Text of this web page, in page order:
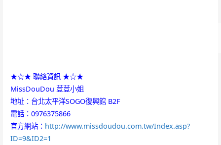
★☆★ 聯絡資訊 ★☆★
MissDouDou 荳荳小姐
地址：台北太平洋SOGO復興館 B2F
電話：0976375866
官方網站： http://www.missdoudou.com.tw/Index.asp?
ID=9&ID2=1